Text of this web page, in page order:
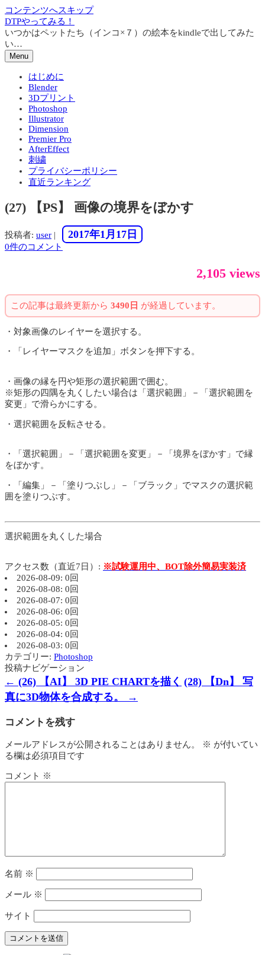
コンテンツへスキップ
DTPやってみる！
いつかはペットたち（インコ×７）の絵本をkindleで出してみた
い…
Menu
はじめに
Blender
3Dプリント
Photoshop
Illustrator
Dimension
Premier Pro
AfterEffect
刺繍
プライバシーポリシー
直近ランキング
(27) 【PS】 画像の境界をぼかす
投稿者: user | 2017年1月17日
0件のコメント
2,105 views
この記事は最終更新から 3490日 が経過しています。
・対象画像のレイヤーを選択する。
・「レイヤーマスクを追加」ボタンを押下する。
・画像の縁を円や矩形の選択範囲で囲む。
※矩形の四隅を丸くしたい場合は「選択範囲」－「選択範囲を
変更」で滑らかにする。
・選択範囲を反転させる。
・「選択範囲」－「選択範囲を変更」－「境界をぼかす」で縁
をぼかす。
・「編集」－「塗りつぶし」－「ブラック」でマスクの選択範
囲を塗りつぶす。
選択範囲を丸くした場合
アクセス数（直近7日）: ※試験運用中、BOT除外簡易実装済
2026-08-09: 0回
2026-08-08: 0回
2026-08-07: 0回
2026-08-06: 0回
2026-08-05: 0回
2026-08-04: 0回
2026-08-03: 0回
カテゴリー: Photoshop
投稿ナビゲーション
← (26) 【AI】 3D PIE CHARTを描く (28) 【Dn】 写
真に3D物体を合成する。
→
コメントを残す
メールアドレスが公開されることはありません。 ※ が付いてい
る欄は必須項目です
コメント ※
名前 ※
メール ※
サイト